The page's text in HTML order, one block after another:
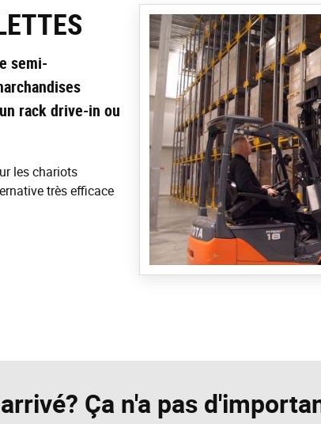
semi-
rack drive-in ou
les chariots
très efficace
Ça n'a pas